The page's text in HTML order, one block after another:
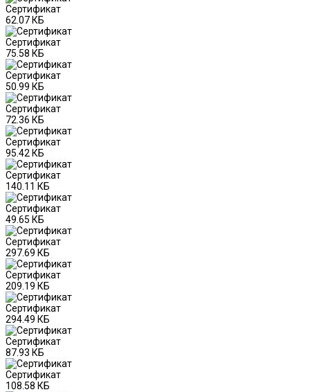
Сертификат
62.07 КБ
Сертификат
75.58 КБ
Сертификат
50.99 КБ
Сертификат
72.36 КБ
Сертификат
95.42 КБ
Сертификат
140.11 КБ
Сертификат
49.65 КБ
Сертификат
297.69 КБ
Сертификат
209.19 КБ
Сертификат
294.49 КБ
Сертификат
87.93 КБ
Сертификат
108.58 КБ